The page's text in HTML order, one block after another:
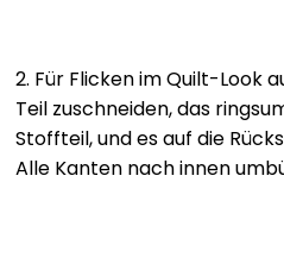
2. Für Flicken im Quilt-Look
Teil zuschneiden, das
Stoffteil, und es auf die
Alle Kanten nach innen